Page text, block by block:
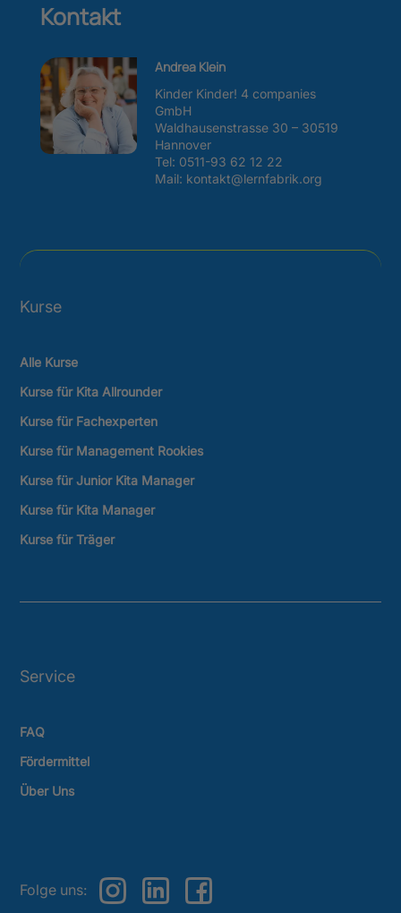
Kontakt
Andrea Klein
Kinder Kinder! 4 companies
GmbH
Waldhausenstrasse 30 – 30519
Hannover
Tel: 0511-93 62 12 22
Mail: kontakt@lernfabrik.org
Kurse
Alle Kurse
Kurse für Kita Allrounder
Kurse für Fachexperten
Kurse für Management Rookies
Kurse für Junior Kita Manager
Kurse für Kita Manager
Kurse für Träger
Service
FAQ
Fördermittel
Über Uns
Folge uns: